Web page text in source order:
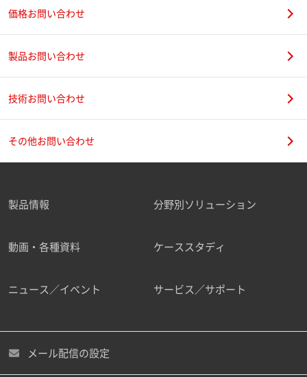
価格お問い合わせ
製品お問い合わせ
技術お問い合わせ
その他お問い合わせ
製品情報 分野別ソリューション
動画・各種資料 ケーススタディ
ニュース／イベント サービス／サポート
メール配信の設定